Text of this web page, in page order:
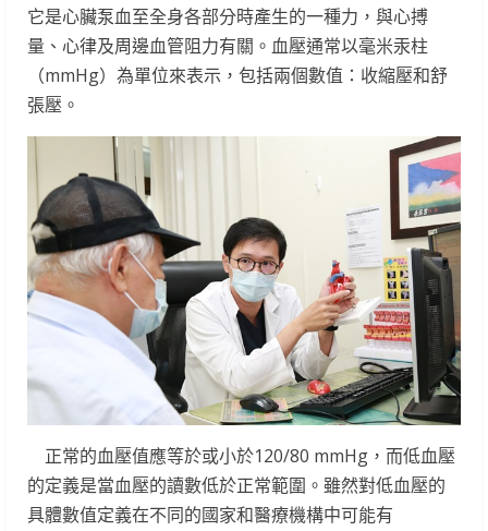
它是心臟泵血至全身各部分時產生的一種力，與心搏
量、心律及周邊血管阻力有關。血壓通常以毫米汞柱
（mmHg）為單位來表示，包括兩個數值：收縮壓和舒
張壓。
正常的血壓值應等於或小於120/80 mmHg，而低血壓
的定義是當血壓的讀數低於正常範圍。雖然對低血壓的
具體數值定義在不同的國家和醫療機構中可能有